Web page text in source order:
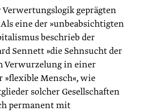
geprägten
eine der »unbeabsichtigten
beschrieb der
Sennett »die Sehnsucht der
Verwurzelung in einer
»flexible Mensch«, wie
solcher Gesellschaften
permanent mit